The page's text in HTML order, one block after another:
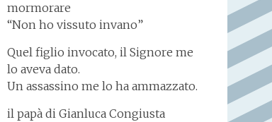
mormorare
“Non ho vissuto invano”
Quel figlio invocato, il Signore me
lo aveva dato.
Un assassino me lo ha ammazzato.
il papà di Gianluca Congiusta